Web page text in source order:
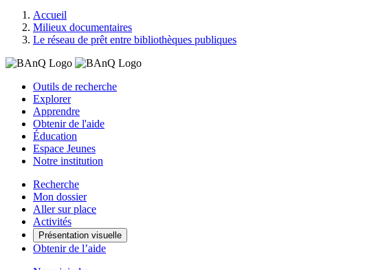
Accueil
Milieux documentaires
Le réseau de prêt entre bibliothèques publiques
Outils de recherche
Explorer
Apprendre
Obtenir de l'aide
Éducation
Espace Jeunes
Notre institution
Recherche
Mon dossier
Aller sur place
Activités
Présentation visuelle
Obtenir de l’aide